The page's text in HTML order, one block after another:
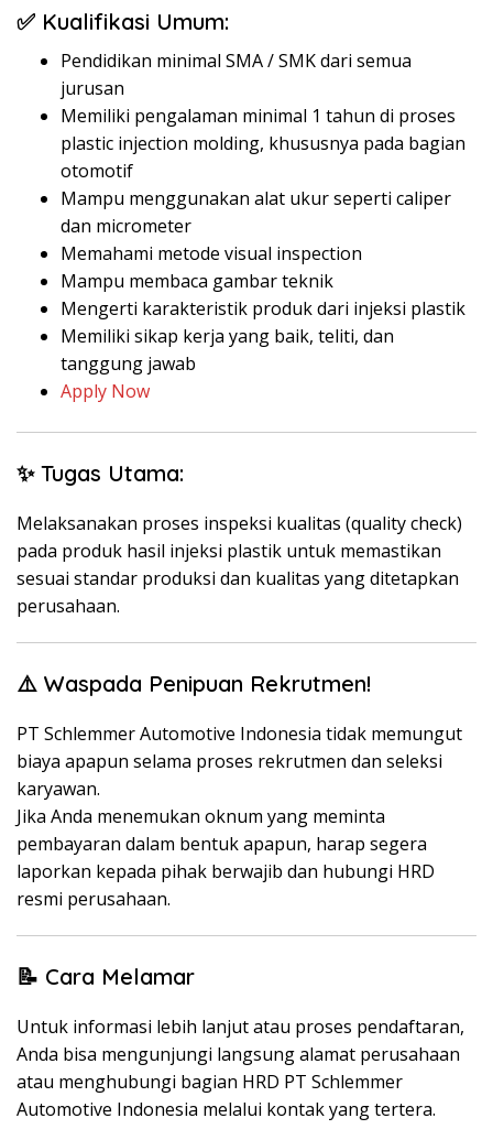
✅ Kualifikasi Umum:
Pendidikan minimal SMA / SMK dari semua
jurusan
Memiliki pengalaman minimal 1 tahun di proses
plastic injection molding, khususnya pada bagian
otomotif
Mampu menggunakan alat ukur seperti caliper
dan micrometer
Memahami metode visual inspection
Mampu membaca gambar teknik
Mengerti karakteristik produk dari injeksi plastik
Memiliki sikap kerja yang baik, teliti, dan
tanggung jawab
Apply Now
✨ Tugas Utama:
Melaksanakan proses inspeksi kualitas (quality check)
pada produk hasil injeksi plastik untuk memastikan
sesuai standar produksi dan kualitas yang ditetapkan
perusahaan.
⚠️ Waspada Penipuan Rekrutmen!
PT Schlemmer Automotive Indonesia tidak memungut
biaya apapun selama proses rekrutmen dan seleksi
karyawan.
Jika Anda menemukan oknum yang meminta
pembayaran dalam bentuk apapun, harap segera
laporkan kepada pihak berwajib dan hubungi HRD
resmi perusahaan.
📝 Cara Melamar
Untuk informasi lebih lanjut atau proses pendaftaran,
Anda bisa mengunjungi langsung alamat perusahaan
atau menghubungi bagian HRD PT Schlemmer
Automotive Indonesia melalui kontak yang tertera.